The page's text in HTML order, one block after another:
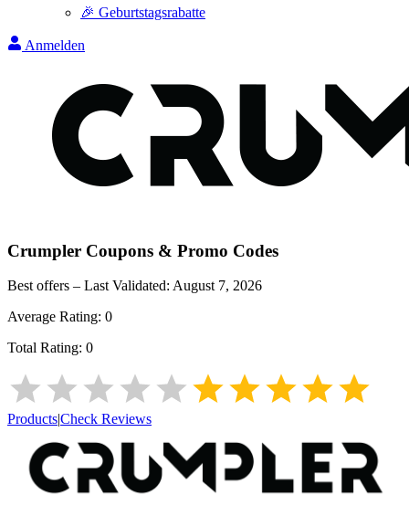
🎉 Geburtstagsrabatte
Anmelden
Crumpler Coupons & Promo Codes
Best offers – Last Validated: August 7, 2026
Average Rating: 0
Total Rating: 0
Products|Check Reviews